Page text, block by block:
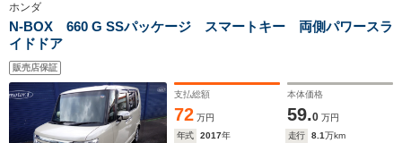
ホンダ
N-BOX 660 G SSパッケージ スマートキー 両側パワースラ
イドドア
販売店保証
支払総額
72 万円
本体価格
59.0 万円
年式
2017年 走行 8.1万km